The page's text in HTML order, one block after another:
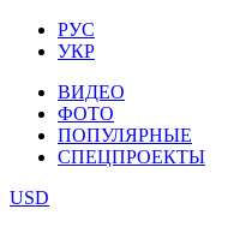
РУС
УКР
ВИДЕО
ФОТО
ПОПУЛЯРНЫЕ
СПЕЦПРОЕКТЫ
USD